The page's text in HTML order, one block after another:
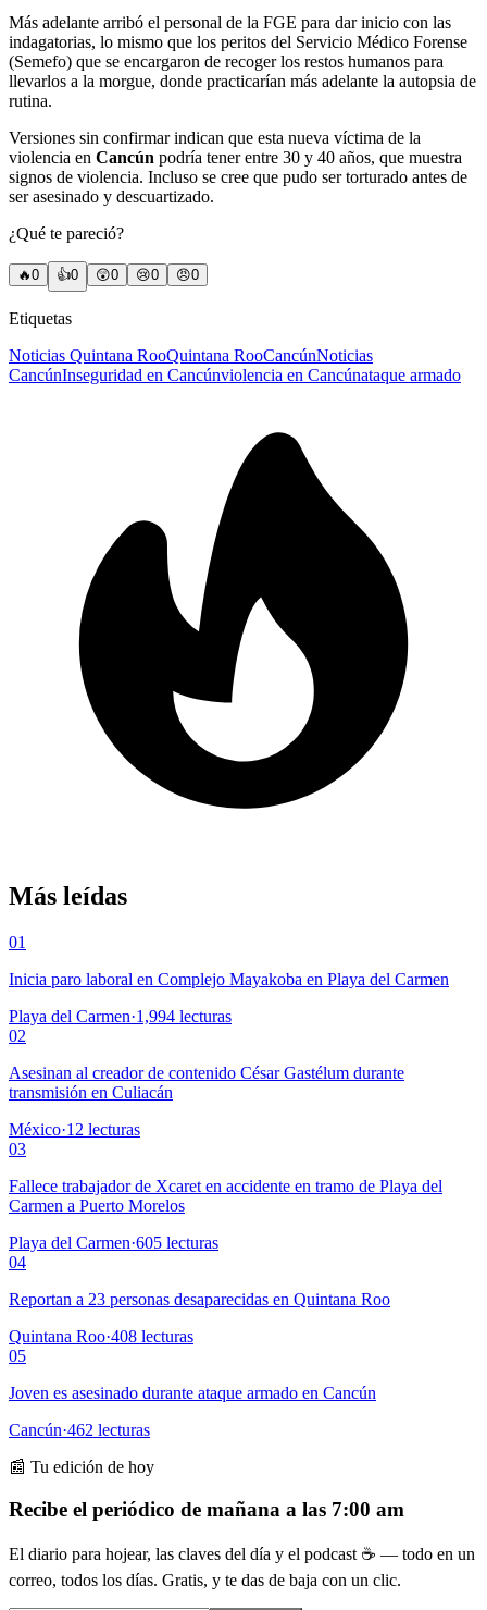
Más adelante arribó el personal de la FGE para dar inicio con las
indagatorias, lo mismo que los peritos del Servicio Médico Forense
(Semefo) que se encargaron de recoger los restos humanos para
llevarlos a la morgue, donde practicarían más adelante la autopsia de
rutina.
Versiones sin confirmar indican que esta nueva víctima de la
violencia en Cancún podría tener entre 30 y 40 años, que muestra
signos de violencia. Incluso se cree que pudo ser torturado antes de
ser asesinado y descuartizado.
¿Qué te pareció?
🔥0 👍0 😲0 😢0 😠0
Etiquetas
Noticias Quintana RooQuintana RooCancúnNoticias
CancúnInseguridad en Cancúnviolencia en Cancúnataque armado
Más leídas
01
Inicia paro laboral en Complejo Mayakoba en Playa del Carmen
Playa del Carmen·1,994 lecturas
02
Asesinan al creador de contenido César Gastélum durante
transmisión en Culiacán
México·12 lecturas
03
Fallece trabajador de Xcaret en accidente en tramo de Playa del
Carmen a Puerto Morelos
Playa del Carmen·605 lecturas
04
Reportan a 23 personas desaparecidas en Quintana Roo
Quintana Roo·408 lecturas
05
Joven es asesinado durante ataque armado en Cancún
Cancún·462 lecturas
📰 Tu edición de hoy
Recibe el periódico de mañana a las 7:00 am
El diario para hojear, las claves del día y el podcast ☕ — todo en un
correo, todos los días. Gratis, y te das de baja con un clic.